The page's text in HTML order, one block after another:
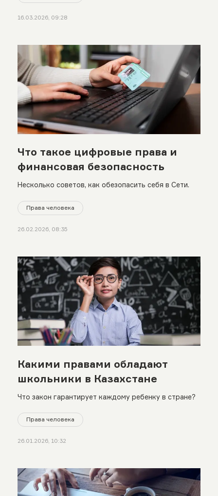
16.03.2026, 09:28
Что такое цифровые права и
финансовая безопасность
Несколько советов, как обезопасить себя в Сети.
Права человека
26.02.2026, 08:35
Какими правами обладают
школьники в Казахстане
Что закон гарантирует каждому ребенку в стране?
Права человека
26.01.2026, 10:32